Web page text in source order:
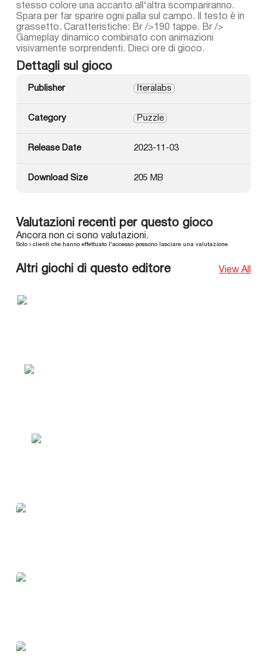
stesso colore una accanto all'altra scompariranno.
Spara per far sparire ogni palla sul campo. Il testo è in
grassetto. Caratteristiche: Br />190 tappe. Br />
Gameplay dinamico combinato con animazioni
visivamente sorprendenti. Dieci ore di gioco.
Dettagli sul gioco
Publisher Iteralabs
Category Puzzle
Release Date 2023-11-03
Download Size 205 MB
Valutazioni recenti per questo gioco
Ancora non ci sono valutazioni.
Solo i clienti che hanno effettuato l'accesso possono lasciare una valutazione.
Altri giochi di questo editore View All